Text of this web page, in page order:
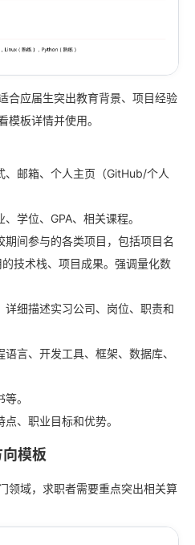
合应届生突出教育背景、项目经验
模板详情并使用。
、邮箱、个人主页（GitHub/个人
学位、GPA、相关课程。
期间参与的各类项目，包括项目名
技术栈、项目成果。强调量化数
详细描述实习公司、岗位、职责和
言、开发工具、框架、数据库、
。
、职业目标和优势。
模板
领域，求职者需要重点突出相关算